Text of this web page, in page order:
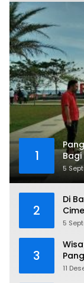
1
Bagi
5
2
Di
5
3
11